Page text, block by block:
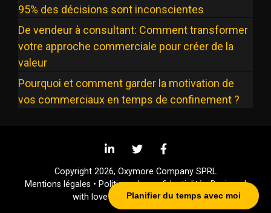
Planifier du temps avec moi
95% des décisions sont inconscientes
De vendeur à consultant: Comment transformer
votre approche commerciale pour créer de la
valeur
Pourquoi et comment garder la motivation de
vos commerciaux en temps de confinement ?
Copyright 2026, Oxymore Company SPRL
Mentions légales • Politique de confidentialité•Designed
with love by Alinoa, agence web